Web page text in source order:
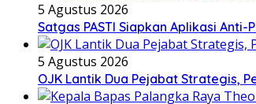
5 Agustus 2026
Satgas PASTI Siapkan Aplikasi
5 Agustus 2026
OJK Lantik Dua Pejabat Strategis,